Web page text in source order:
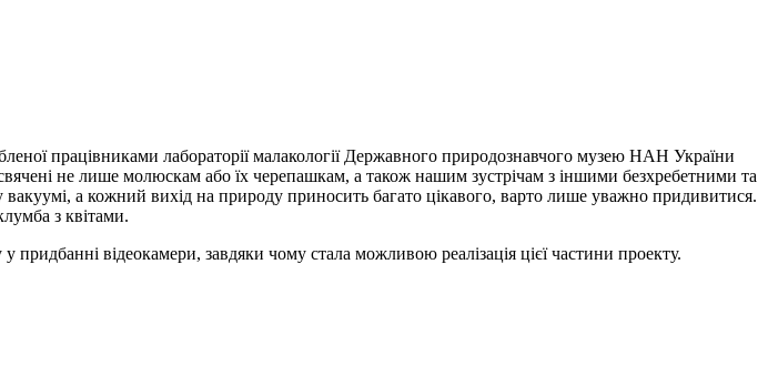
працівниками лабораторії малакології Державного природознавчого музею НАН України
не лише молюскам або їх черепашкам, а також нашим зустрічам з іншими безхребетними та
а кожний вихід на природу приносить багато цікавого, варто лише уважно придивитися.
з квітами.
відеокамери, завдяки чому стала можливою реалізація цієї частини проекту.